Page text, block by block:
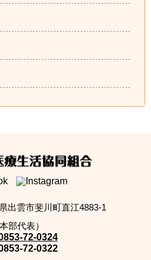
出雲市斐川町直江4883-1
本部代表）
72-0324
72-0322